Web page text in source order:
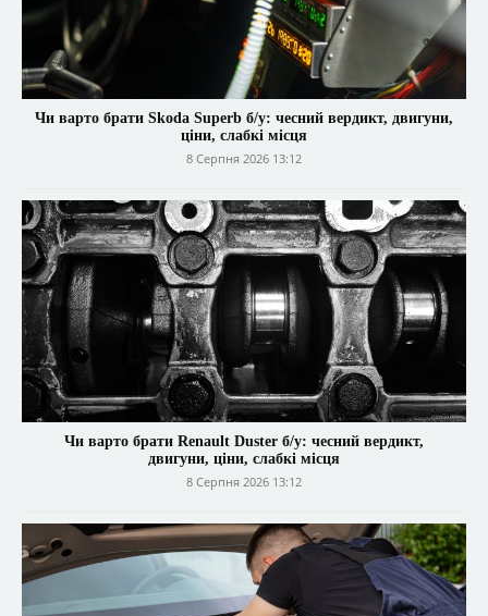
Чи варто брати Skoda Superb б/у: чесний вердикт, двигуни,
ціни, слабкі місця
8 Серпня 2026 13:12
Чи варто брати Renault Duster б/у: чесний вердикт,
двигуни, ціни, слабкі місця
8 Серпня 2026 13:12